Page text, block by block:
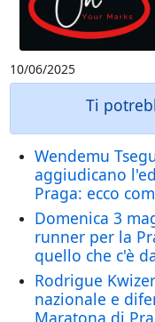
10/06/2025
Ti
Wendemu
aggiudicano
Praga: ecco
Domenica 3
runner per la
quello che c'è
Rodrigue
nazionale e